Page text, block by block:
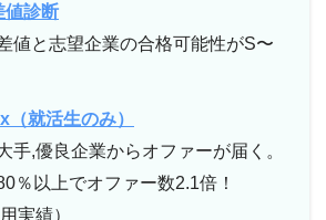
値診断
値と志望企業の合格可能性がS〜
就活生のみ）
手,優良企業からオファーが届く。
％以上でオファー数2.1倍！
実績）